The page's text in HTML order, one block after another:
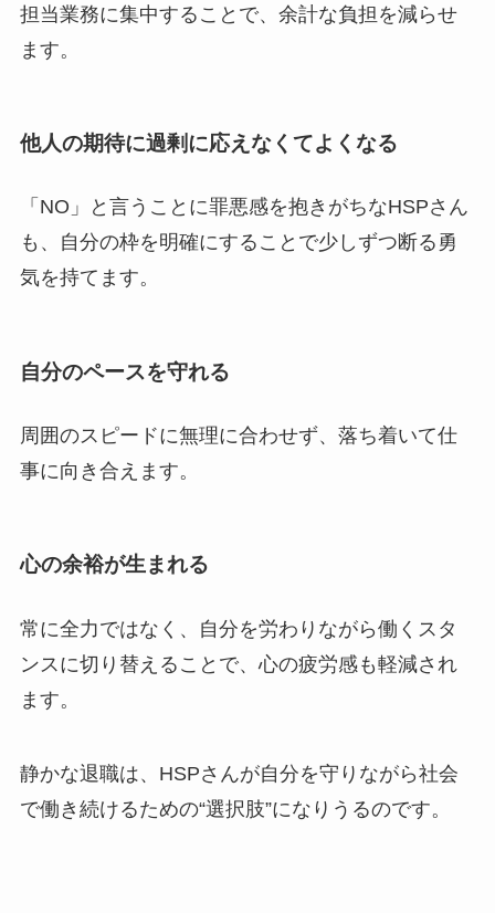
担当業務に集中することで、余計な負担を減らせ
ます。
他人の期待に過剰に応えなくてよくなる
「NO」と言うことに罪悪感を抱きがちなHSPさん
も、自分の枠を明確にすることで少しずつ断る勇
気を持てます。
自分のペースを守れる
周囲のスピードに無理に合わせず、落ち着いて仕
事に向き合えます。
心の余裕が生まれる
常に全力ではなく、自分を労わりながら働くスタ
ンスに切り替えることで、心の疲労感も軽減され
ます。
静かな退職は、HSPさんが自分を守りながら社会
で働き続けるための“選択肢”になりうるのです。